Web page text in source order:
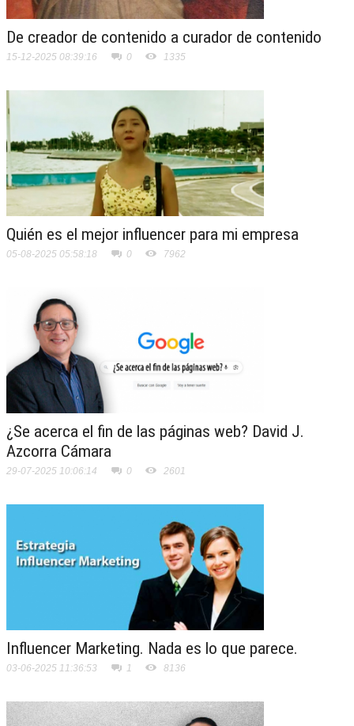
De creador de contenido a curador de contenido
15-12-2025 08:39:16 0 1335
Quién es el mejor influencer para mi empresa
05-08-2025 05:58:18 0 7962
¿Se acerca el fin de las páginas web? David J.
Azcorra Cámara
29-07-2025 10:06:14 0 2601
Influencer Marketing. Nada es lo que parece.
03-06-2025 11:36:53 1 8136